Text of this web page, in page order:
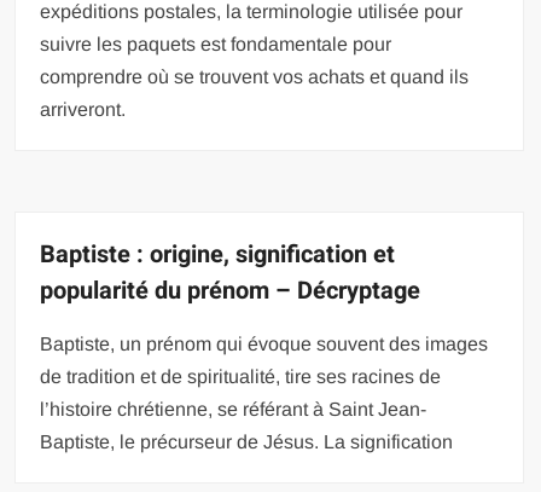
expéditions postales, la terminologie utilisée pour
suivre les paquets est fondamentale pour
comprendre où se trouvent vos achats et quand ils
arriveront.
Baptiste : origine, signification et
popularité du prénom – Décryptage
Baptiste, un prénom qui évoque souvent des images
de tradition et de spiritualité, tire ses racines de
l’histoire chrétienne, se référant à Saint Jean-
Baptiste, le précurseur de Jésus. La signification